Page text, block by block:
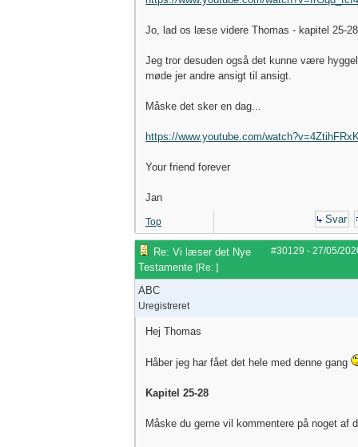
Jo, lad os læse videre Thomas - kapitel 25-
Jeg tror desuden også det kunne være
møde jer andre ansigt til ansigt.
Måske det sker en dag...
https://www.youtube.com/
Your friend forever
Jan
Top Svar
#30129 - 27/05/
Re: Vi læser det Nye
Testamente [Re: ]
ABC
Uregistreret
Hej Thomas
Håber jeg har fået det hele med denne gang
Kapitel 25-28
Måske du gerne vil kommentere på noget af